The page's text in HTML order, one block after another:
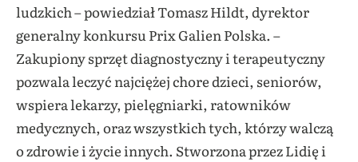
ludzkich – powiedział Tomasz Hildt, dyrektor
generalny konkursu Prix Galien Polska. –
Zakupiony sprzęt diagnostyczny i terapeutyczny
pozwala leczyć najciężej chore dzieci, seniorów,
wspiera lekarzy, pielęgniarki, ratowników
medycznych, oraz wszystkich tych, którzy walczą
o zdrowie i życie innych. Stworzona przez Lidię i